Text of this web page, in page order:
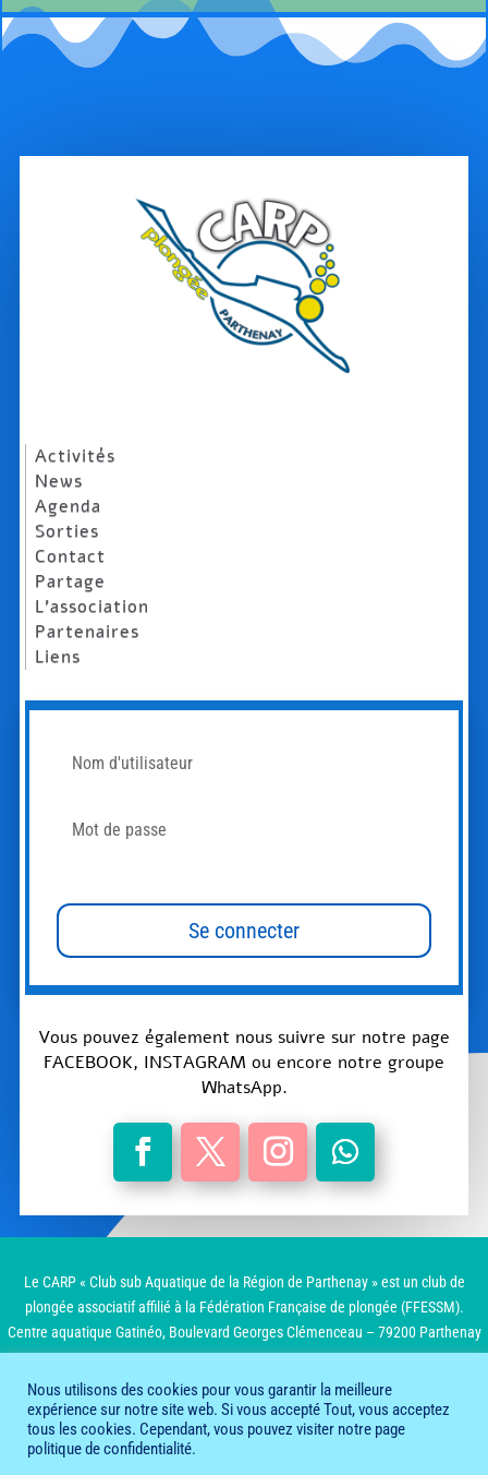
Activités
News
Agenda
Sorties
Contact
Partage
L’association
Partenaires
Liens
Se connecter
Vous pouvez également nous suivre sur notre page
FACEBOOK, INSTAGRAM ou encore notre groupe
WhatsApp.
Le CARP « Club sub Aquatique de la Région de Parthenay » est un club de
plongée associatif affilié à la Fédération Française de plongée (FFESSM).
Centre aquatique Gatinéo, Boulevard Georges Clémenceau – 79200 Parthenay
® 2022
Nous utilisons des cookies pour vous garantir la meilleure
expérience sur notre site web. Si vous accepté Tout, vous acceptez
tous les cookies. Cependant, vous pouvez visiter notre page
politique de confidentialité.